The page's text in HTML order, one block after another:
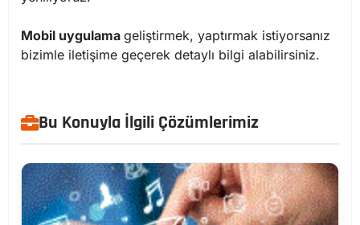
Mobil uygulama geliştirmek, yaptırmak istiyorsanız
bizimle iletişime geçerek detaylı bilgi alabilirsiniz.
Bu Konuyla İlgili Çözümlerimiz